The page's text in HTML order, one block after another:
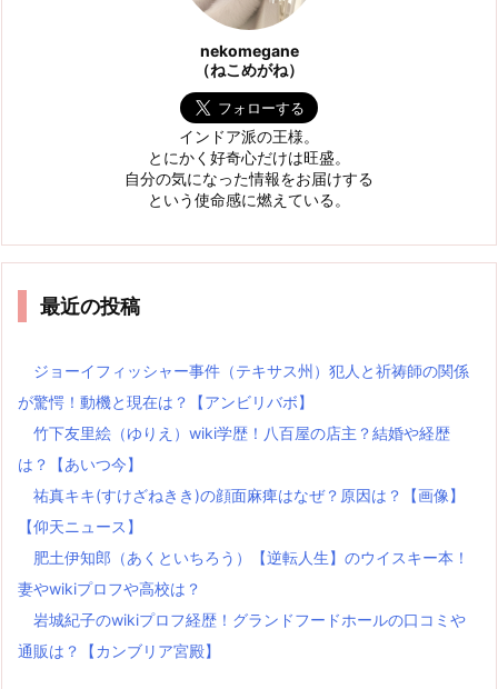
nekomegane
（ねこめがね）
インドア派の王様。
とにかく好奇心だけは旺盛。
自分の気になった情報をお届けする
という使命感に燃えている。
最近の投稿
ジョーイフィッシャー事件（テキサス州）犯人と祈祷師の関係
が驚愕！動機と現在は？【アンビリバボ】
竹下友里絵（ゆりえ）wiki学歴！八百屋の店主？結婚や経歴
は？【あいつ今】
祐真キキ(すけざねきき)の顔面麻痺はなぜ？原因は？【画像】
【仰天ニュース】
肥土伊知郎（あくといちろう）【逆転人生】のウイスキー本！
妻やwikiプロフや高校は？
岩城紀子のwikiプロフ経歴！グランドフードホールの口コミや
通販は？【カンブリア宮殿】